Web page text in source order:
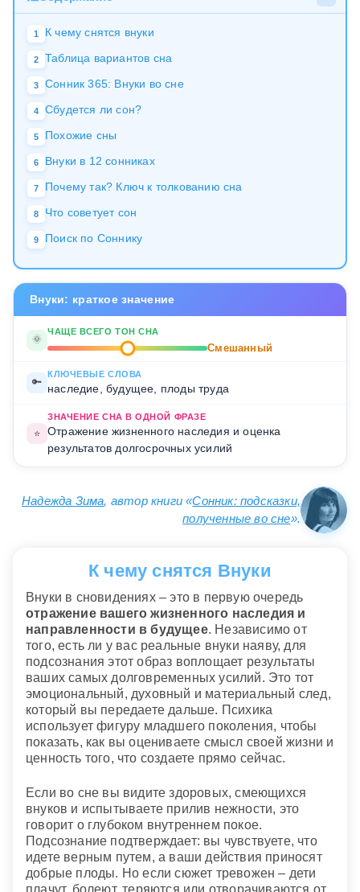
1 К чему снятся внуки
2 Таблица вариантов сна
3 Сонник 365: Внуки во сне
4 Сбудется ли сон?
5 Похожие сны
6 Внуки в 12 сонниках
7 Почему так? Ключ к толкованию сна
8 Что советует сон
9 Поиск по Соннику
Внуки: краткое значение
🌞
ЧАЩЕ ВСЕГО ТОН СНА
Смешанный
🔑
КЛЮЧЕВЫЕ СЛОВА
наследие, будущее, плоды труда
⭐
ЗНАЧЕНИЕ СНА В ОДНОЙ ФРАЗЕ
Отражение жизненного наследия и оценка
результатов долгосрочных усилий
Надежда Зима, автор книги «Сонник: подсказки,
полученные во сне».
К чему снятся Внуки
Внуки в сновидениях – это в первую очередь
отражение вашего жизненного наследия и
направленности в будущее. Независимо от
того, есть ли у вас реальные внуки наяву, для
подсознания этот образ воплощает результаты
ваших самых долговременных усилий. Это тот
эмоциональный, духовный и материальный след,
который вы передаете дальше. Психика
использует фигуру младшего поколения, чтобы
показать, как вы оцениваете смысл своей жизни и
ценность того, что создаете прямо сейчас.
Если во сне вы видите здоровых, смеющихся
внуков и испытываете прилив нежности, это
говорит о глубоком внутреннем покое.
Подсознание подтверждает: вы чувствуете, что
идете верным путем, а ваши действия приносят
добрые плоды. Но если сюжет тревожен – дети
плачут, болеют, теряются или отворачиваются от